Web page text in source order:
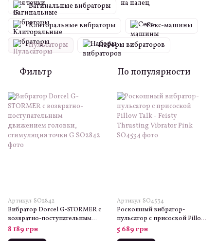
Вагинальные вибраторы
Клиторальные вибраторы Секс-машины
Пульсаторы Наборы вибраторов
Фильтр По популярности
Артикул: SO2842
Вибратор Dorcel G-STORMER с
возвратно-поступательным
движением головки,
стимуляция точки G
8 189 грн
Артикул: SO4534
Роскошный вибратор-
пульсатор с присоской Pillow
Talk - Feisty Thrusting Vibrator
5 689 грн